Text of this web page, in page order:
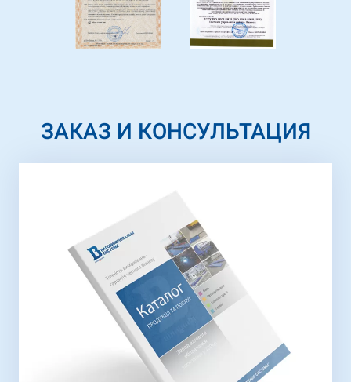
ЗАКАЗ И КОНСУЛЬТАЦИЯ